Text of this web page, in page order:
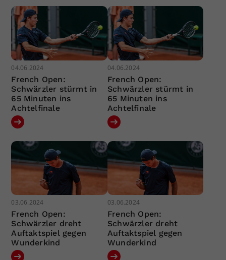
04.06.2024
French Open:
Schwärzler stürmt in
65 Minuten ins
Achtelfinale
04.06.2024
French Open:
Schwärzler stürmt in
65 Minuten ins
Achtelfinale
03.06.2024
French Open:
Schwärzler dreht
Auftaktspiel gegen
Wunderkind
03.06.2024
French Open:
Schwärzler dreht
Auftaktspiel gegen
Wunderkind